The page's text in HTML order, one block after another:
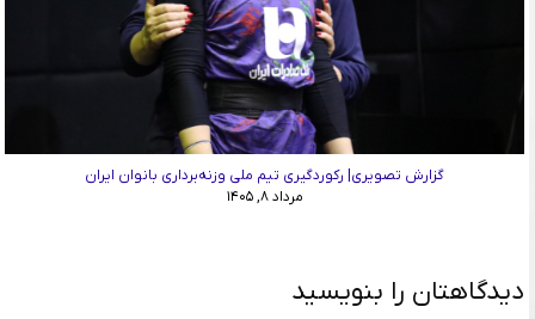
گزارش تصویری| رکوردگیری تیم ملی وزنه‌برداری بانوان ایران
مرداد ۸, ۱۴۰۵
دیدگاهتان را بنویسید